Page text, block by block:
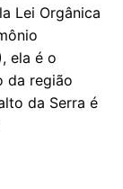
Lei Orgânica
ela é o
da região
da Serra é